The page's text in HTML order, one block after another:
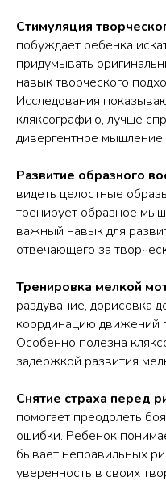
Стимуляция
побуждает ребенка
придумывать
навык творческого
Исследования
кляксографию, лучше
дивергентное мышление.
Развитие образного
видеть целостные
тренирует образное
важный навык для
отвечающего за
Тренировка мелкой
раздувание, дорисовка
координацию движений
Особенно полезна
задержкой развития
Снятие страха перед
помогает преодолеть
ошибки. Ребенок
бывает неправильных
уверенность в своих